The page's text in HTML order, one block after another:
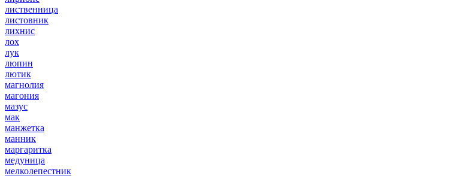
лиственница
листовник
лихнис
лох
лук
люпин
лютик
магнолия
магония
мазус
мак
манжетка
манник
маргаритка
медуница
мелколепестник